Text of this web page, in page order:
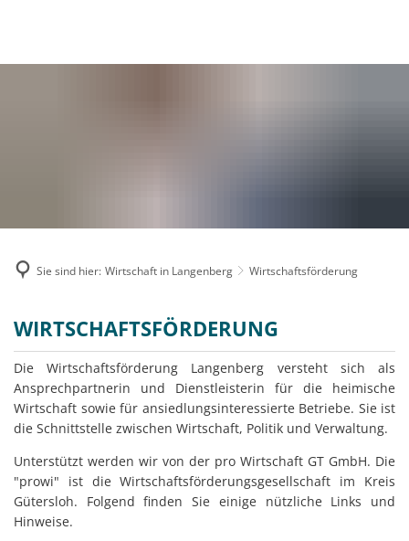
Sie sind hier: Wirtschaft in Langenberg Wirtschaftsförderung
Wirtschaftsförderung
WIRTSCHAFTSFÖRDERUNG
Die Wirtschaftsförderung Langenberg versteht sich als
Ansprechpartnerin und Dienstleisterin für die heimische
Wirtschaft sowie für ansiedlungsinteressierte Betriebe. Sie ist
die Schnittstelle zwischen Wirtschaft, Politik und Verwaltung.
Unterstützt werden wir von der pro Wirtschaft GT GmbH. Die
"prowi" ist die Wirtschaftsförderungsgesellschaft im Kreis
Gütersloh. Folgend finden Sie einige nützliche Links und
Hinweise.